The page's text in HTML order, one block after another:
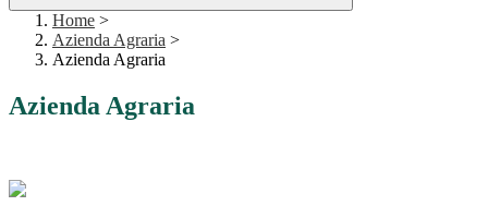
Home >
Azienda Agraria >
Azienda Agraria
Azienda Agraria